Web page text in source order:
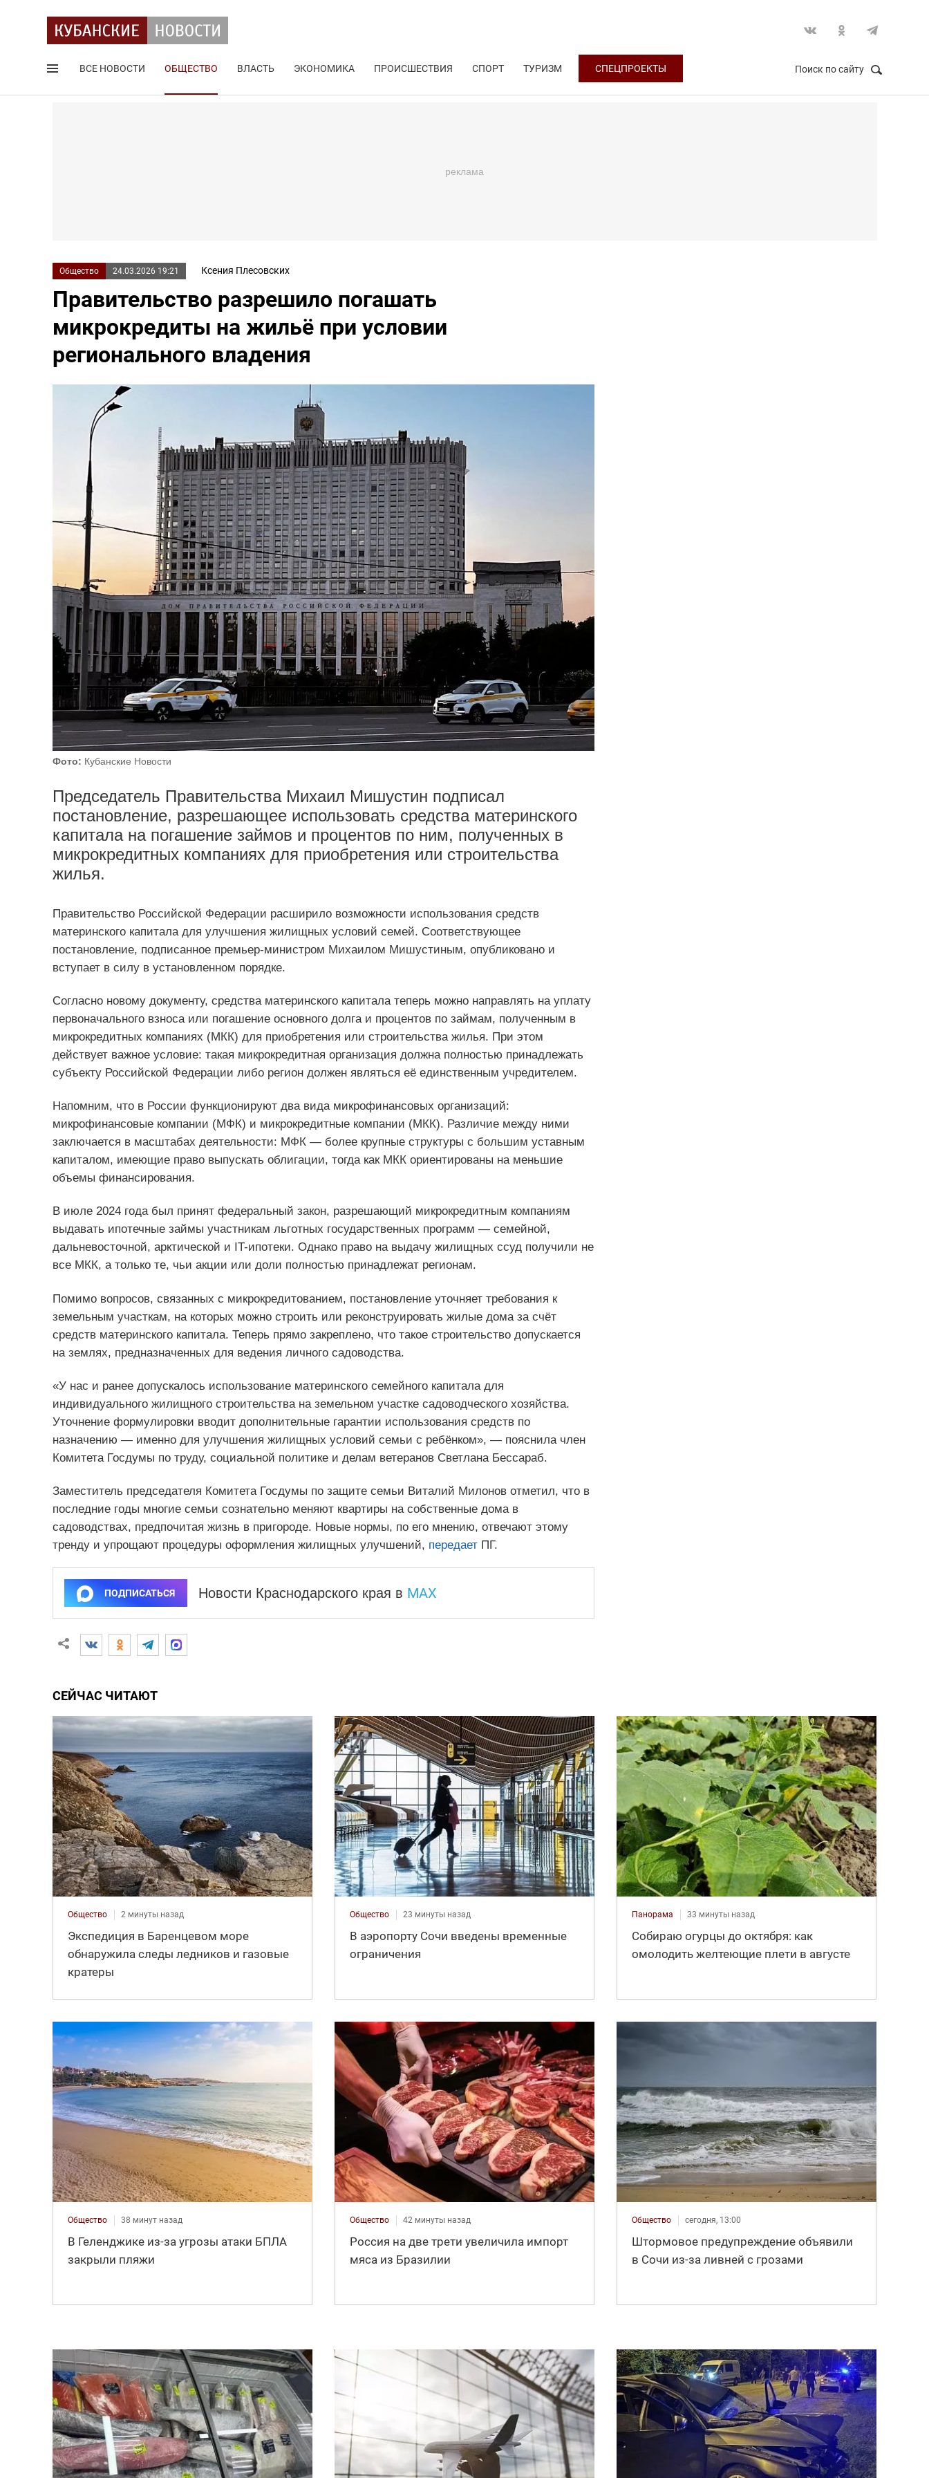
ВСЕ НОВОСТИ ОБЩЕСТВО ВЛАСТЬ ЭКОНОМИКА ПРОИСШЕСТВИЯ СПОРТ ТУРИЗМ СПЕЦПРОЕКТЫ Поиск по сайту
Общество 24.03.2026 19:21 Ксения Плесовских
Правительство разрешило погашать
микрокредиты на жильё при условии
регионального владения
Фото: Кубанские Новости
Председатель Правительства Михаил Мишустин подписал
постановление, разрешающее использовать средства материнского
капитала на погашение займов и процентов по ним, полученных в
микрокредитных компаниях для приобретения или строительства
жилья.
Правительство Российской Федерации расширило возможности использования средств
материнского капитала для улучшения жилищных условий семей. Соответствующее
постановление, подписанное премьер-министром Михаилом Мишустиным, опубликовано и
вступает в силу в установленном порядке.
Согласно новому документу, средства материнского капитала теперь можно направлять на уплату
первоначального взноса или погашение основного долга и процентов по займам, полученным в
микрокредитных компаниях (МКК) для приобретения или строительства жилья. При этом
действует важное условие: такая микрокредитная организация должна полностью принадлежать
субъекту Российской Федерации либо регион должен являться её единственным учредителем.
Напомним, что в России функционируют два вида микрофинансовых организаций:
микрофинансовые компании (МФК) и микрокредитные компании (МКК). Различие между ними
заключается в масштабах деятельности: МФК — более крупные структуры с большим уставным
капиталом, имеющие право выпускать облигации, тогда как МКК ориентированы на меньшие
объемы финансирования.
В июле 2024 года был принят федеральный закон, разрешающий микрокредитным компаниям
выдавать ипотечные займы участникам льготных государственных программ — семейной,
дальневосточной, арктической и IT-ипотеки. Однако право на выдачу жилищных ссуд получили не
все МКК, а только те, чьи акции или доли полностью принадлежат регионам.
Помимо вопросов, связанных с микрокредитованием, постановление уточняет требования к
земельным участкам, на которых можно строить или реконструировать жилые дома за счёт
средств материнского капитала. Теперь прямо закреплено, что такое строительство допускается
на землях, предназначенных для ведения личного садоводства.
«У нас и ранее допускалось использование материнского семейного капитала для
индивидуального жилищного строительства на земельном участке садоводческого хозяйства.
Уточнение формулировки вводит дополнительные гарантии использования средств по
назначению — именно для улучшения жилищных условий семьи с ребёнком», — пояснила член
Комитета Госдумы по труду, социальной политике и делам ветеранов Светлана Бессараб.
Заместитель председателя Комитета Госдумы по защите семьи Виталий Милонов отметил, что в
последние годы многие семьи сознательно меняют квартиры на собственные дома в
садоводствах, предпочитая жизнь в пригороде. Новые нормы, по его мнению, отвечают этому
тренду и упрощают процедуры оформления жилищных улучшений, передаетПГ.
ПОДПИСАТЬСЯ Новости Краснодарского края в MAX
СЕЙЧАС ЧИТАЮТ
Общество 2 минуты назад
Экспедиция в Баренцевом море
обнаружила следы ледников и газовые
кратеры
Общество 23 минуты назад
В аэропорту Сочи введены временные
ограничения
Панорама 33 минуты назад
Собираю огурцы до октября: как
омолодить желтеющие плети в августе
Общество 38 минут назад
В Геленджике из-за угрозы атаки БПЛА
закрыли пляжи
Общество 42 минуты назад
Россия на две трети увеличила импорт
мяса из Бразилии
Общество сегодня, 13:00
Штормовое предупреждение объявили
в Сочи из-за ливней с грозами